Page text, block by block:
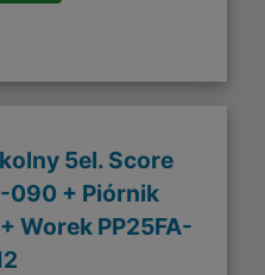
5el. Score
090 + Piórnik
Worek PP25FA-